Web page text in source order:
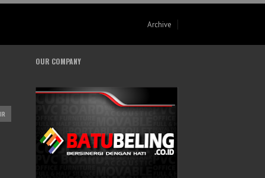
Archive
OUR COMPANY